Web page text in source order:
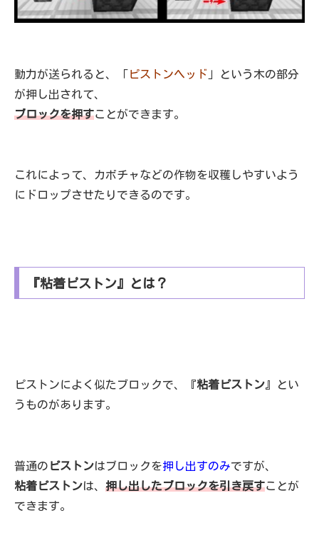
動力が送られると、「 ピストンヘッド 」という木の部分
が押し出されて、
ブロックを押すことができます。
これによって、カボチャなどの作物を収穫しやすいよう
にドロップさせたりできるのです。
『粘着ピストン』とは？
ピストンによく似たブロックで、『粘着ピストン 』とい
うものがあります。
普通の ピストンはブロックを押し出すのみですが、
粘着ピストンは、 押し出したブロックを引き戻すことが
できます。